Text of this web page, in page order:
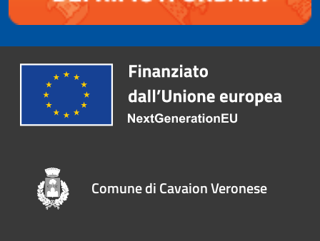
Comune di Cavaion Veronese